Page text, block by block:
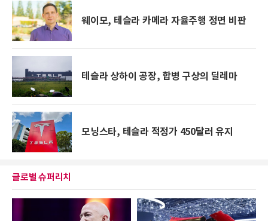
웨이모, 테슬라 카메라 자율주행 정면 비판
테슬라 상하이 공장, 합병 구상의 딜레마
모닝스타, 테슬라 적정가 450달러 유지
글로벌 슈퍼리치